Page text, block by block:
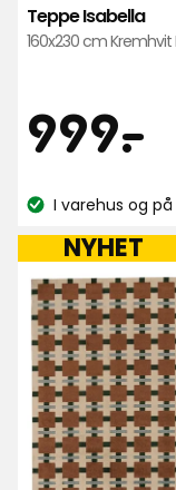
Teppe Isabella
160x230 cm Kremhvit
Pris
999-
.
Lagerbalanse:
I varehus og
NYHET